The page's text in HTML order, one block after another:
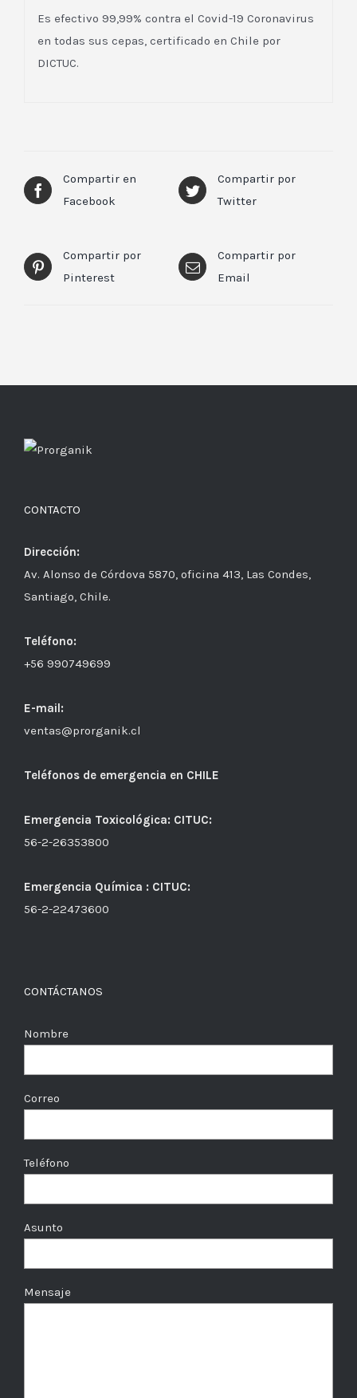
Es efectivo 99,99% contra el Covid-19 Coronavirus
en todas sus cepas, certificado en Chile por
DICTUC.
Compartir en
Facebook
Compartir por
Twitter
Compartir por
Pinterest
Compartir por
Email
CONTACTO
Dirección:
Av. Alonso de Córdova 5870, oficina 413, Las Condes,
Santiago, Chile.
Teléfono:
+56 990749699
E-mail:
ventas@prorganik.cl
Teléfonos de emergencia en CHILE
Emergencia Toxicológica: CITUC:
56-2-26353800
Emergencia Química : CITUC:
56-2-22473600
CONTÁCTANOS
Nombre
Correo
Teléfono
Asunto
Mensaje